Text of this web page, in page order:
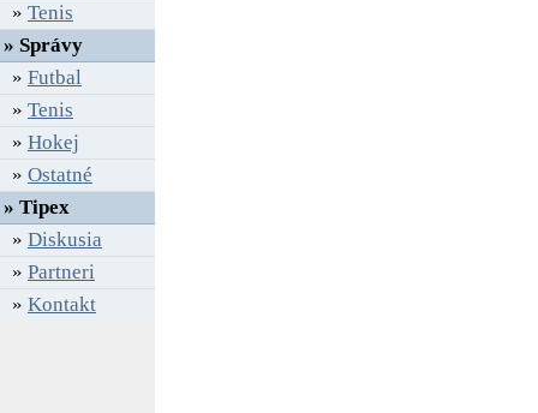
» Tenis
» Správy
» Futbal
» Tenis
» Hokej
» Ostatné
» Tipex
» Diskusia
» Partneri
» Kontakt